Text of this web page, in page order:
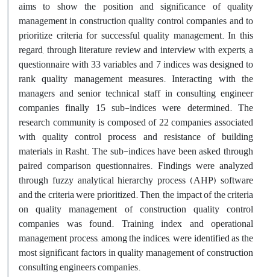
aims to show the position and significance of quality
management in construction quality control companies and to
prioritize criteria for successful quality management. In this
regard, through literature review and interview with experts, a
questionnaire with 33 variables and 7 indices was designed to
rank quality management measures. Interacting with the
managers and senior technical staff in consulting engineer
companies finally 15 sub-indices were determined. The
research community is composed of 22 companies associated
with quality control process and resistance of building
materials in Rasht. The sub-indices have been asked through
paired comparison questionnaires. Findings were analyzed
through fuzzy analytical hierarchy process (AHP) software
and the criteria were prioritized. Then, the impact of the criteria
on quality management of construction quality control
companies was found. Training index and operational
management process, among the indices, were identified as the
most significant factors in quality management of construction
consulting engineers companies.